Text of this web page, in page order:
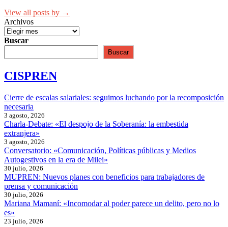
View all posts by →
Archivos
Buscar
Buscar
CISPREN
Cierre de escalas salariales: seguimos luchando por la recomposición
necesaria
3 agosto, 2026
Charla-Debate: «El despojo de la Soberanía: la embestida
extranjera»
3 agosto, 2026
Conversatorio: «Comunicación, Políticas públicas y Medios
Autogestivos en la era de Milei»
30 julio, 2026
MUPREN: Nuevos planes con beneficios para trabajadores de
prensa y comunicación
30 julio, 2026
Mariana Mamaní: «Incomodar al poder parece un delito, pero no lo
es»
23 julio, 2026